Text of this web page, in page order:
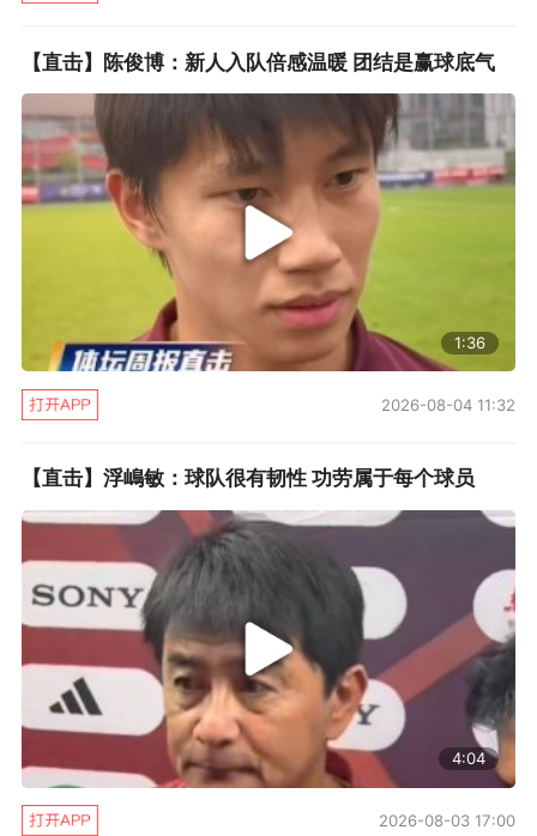
【直击】陈俊博：新人入队倍感温暖 团结是赢球底气
1:36
2026-08-04 11:32
【直击】浮嶋敏：球队很有韧性 功劳属于每个球员
4:04
2026-08-03 17:00